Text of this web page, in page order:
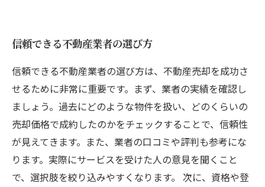
信頼できる不動産業者の選び方
信頼できる不動産業者の選び方は、不動産売却を成功さ
せるために非常に重要です。まず、業者の実績を確認し
ましょう。過去にどのような物件を扱い、どのくらいの
売却価格で成約したのかをチェックすることで、信頼性
が見えてきます。また、業者の口コミや評判も参考にな
ります。実際にサービスを受けた人の意見を聞くこと
で、選択肢を絞り込みやすくなります。 次に、資格や登